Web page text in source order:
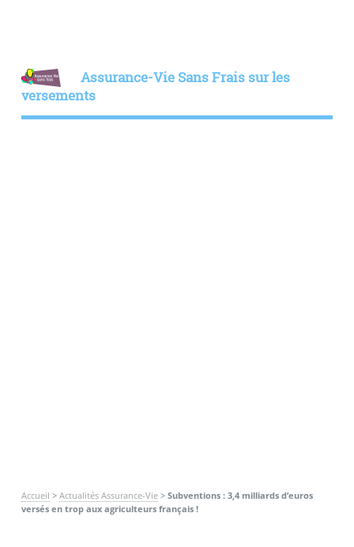
Assurance-Vie Sans Frais sur les
versements
Accueil > Actualités Assurance-Vie> Subventions : 3,4 milliards d’euros
versés en trop aux agriculteurs français !